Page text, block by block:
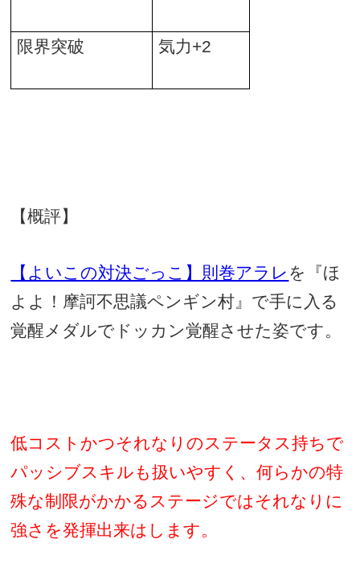
限界突破 気力+2
【概評】
【よいこの対決ごっこ】則巻アラレ を『ほ
よよ！摩訶不思議ペンギン村』で手に入る
覚醒メダルでドッカン覚醒させた姿です。
低コストかつそれなりのステータス持ちで
パッシブスキルも扱いやすく、何らかの特
殊な制限がかかるステージではそれなりに
強さを発揮出来はします。